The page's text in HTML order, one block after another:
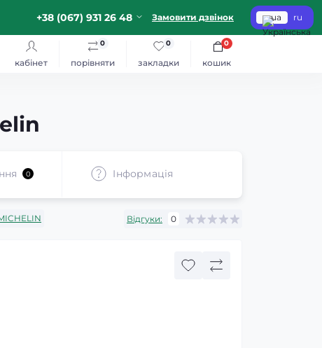
+38 (067) 931 26 48 Замовити дзвінок ua ru
кабінет
порівняти
0
закладки
0
кошик
0
0 Iнформація
Відгуки: 0